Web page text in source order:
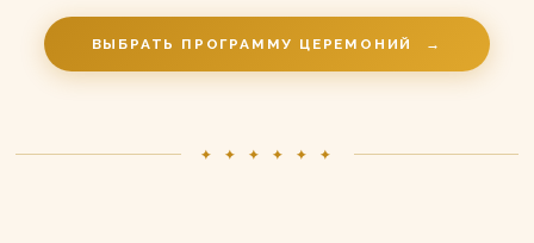
ВЫБРАТЬ ПРОГРАММУ ЦЕРЕМОНИЙ →
✦ ✦ ✦ ✦ ✦ ✦